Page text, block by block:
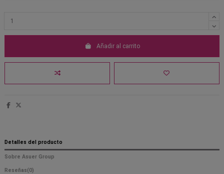
Añadir al carrito
Detalles del producto
Sobre Asuer Group
Reseñas(0)